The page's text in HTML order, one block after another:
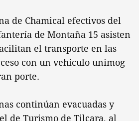
de Chamical efectivos del
de Montaña 15 asisten
el transporte en las
con un vehículo unimog
porte.
continúan evacuadas y
de Turismo de Tilcara, al